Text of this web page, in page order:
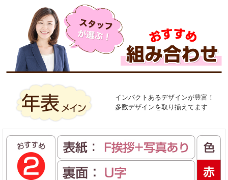
インパクトあるデザインが豊富！
多数デザインを取り揃えてます